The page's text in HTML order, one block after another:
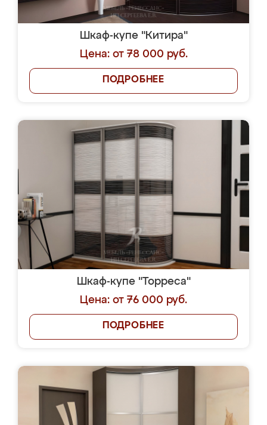
Шкаф-купе "Китира"
Цена: от 78 000 руб.
ПОДРОБНЕЕ
Шкаф-купе "Торреса"
Цена: от 76 000 руб.
ПОДРОБНЕЕ